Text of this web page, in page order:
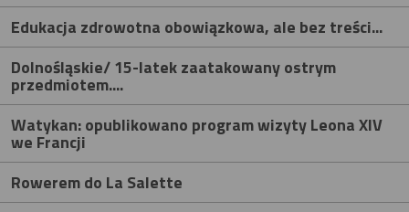
Edukacja zdrowotna obowiązkowa, ale bez treści...
Dolnośląskie/ 15-latek zaatakowany ostrym
przedmiotem....
Watykan: opublikowano program wizyty Leona XIV
we Francji
Rowerem do La Salette